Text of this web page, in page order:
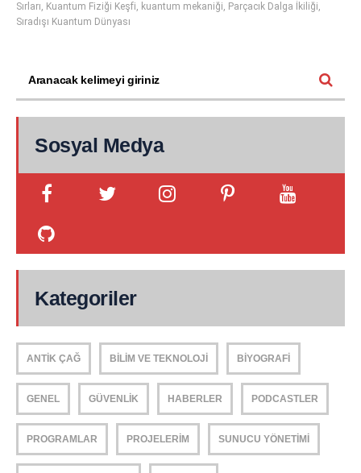
Sırları, Kuantum Fiziği Keşfi, kuantum mekaniği, Parçacık Dalga İkiliği,
Sıradışı Kuantum Dünyası
Sosyal Medya
Kategoriler
ANTIK ÇAĞ BILIM VE TEKNOLOJI BIYOGRAFI
GENEL GÜVENLIK HABERLER PODCASTLER
PROGRAMLAR PROJELERIM SUNUCU YÖNETIMI